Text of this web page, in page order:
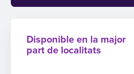
Disponible en la major
part de localitats